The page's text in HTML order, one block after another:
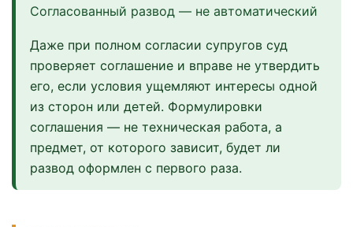
Согласованный развод — не автоматический
Даже при полном согласии супругов суд
проверяет соглашение и вправе не утвердить
его, если условия ущемляют интересы одной
из сторон или детей. Формулировки
соглашения — не техническая работа, а
предмет, от которого зависит, будет ли
развод оформлен с первого раза.